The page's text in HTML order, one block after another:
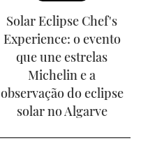
Solar Eclipse Chef's
Experience: o evento
que une estrelas
Michelin e a
observação do eclipse
solar no Algarve